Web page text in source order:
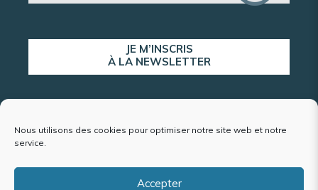
Nous utilisons des cookies pour optimiser notre site web et notre
service.
Accepter
JE M’INSCRIS
À LA NEWSLETTER
ALERTE POPULATION